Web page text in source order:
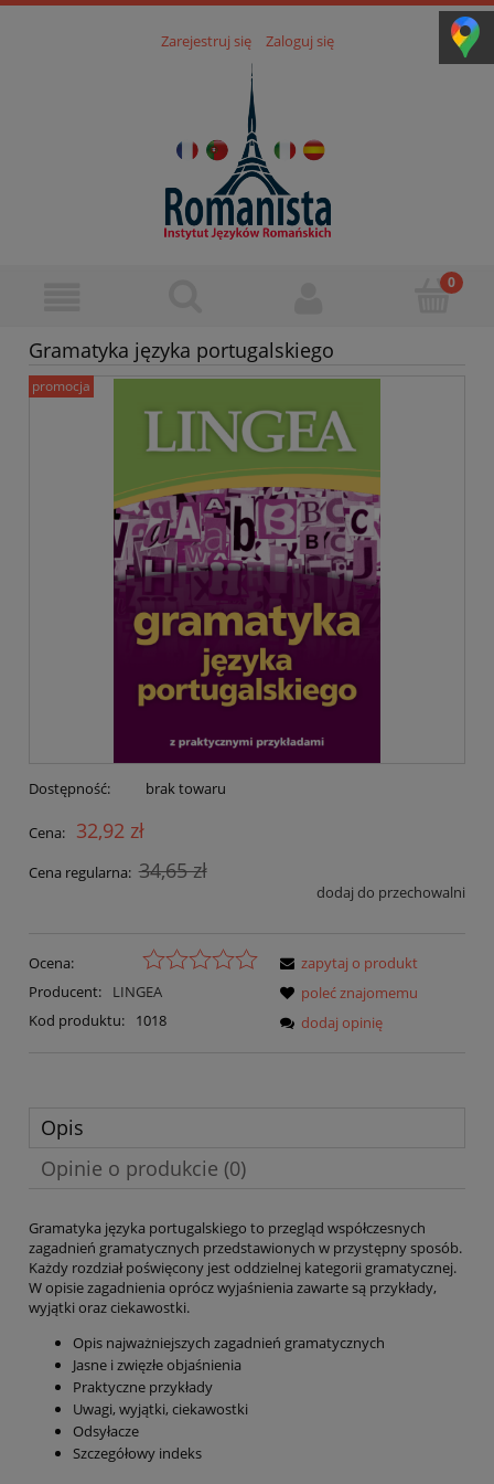
Zarejestruj się Zaloguj się
Gramatyka języka portugalskiego
promocja
Dostępność: brak towaru
Cena: 32,92 zł
Cena regularna: 34,65 zł
dodaj do przechowalni
Ocena:
Producent:
LINGEA
Kod produktu:
1018
zapytaj o produkt
poleć znajomemu
dodaj opinię
Opis
Opinie o produkcie (0)
Gramatyka języka portugalskiego to przegląd współczesnych
zagadnień gramatycznych przedstawionych w przystępny sposób.
Każdy rozdział poświęcony jest oddzielnej kategorii gramatycznej.
W opisie zagadnienia oprócz wyjaśnienia zawarte są przykłady,
wyjątki oraz ciekawostki.
Opis najważniejszych zagadnień gramatycznych
Jasne i zwięzłe objaśnienia
Praktyczne przykłady
Uwagi, wyjątki, ciekawostki
Odsyłacze
Szczegółowy indeks